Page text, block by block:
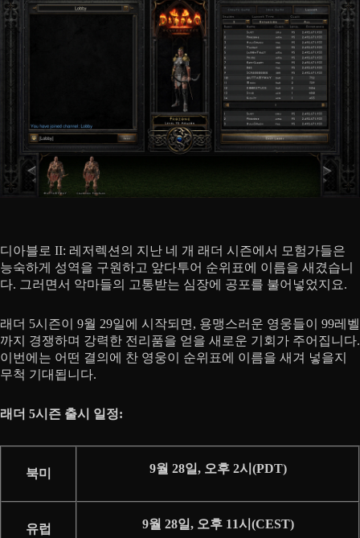
디아블로 II: 레저렉션의 지난 네 개 래더 시즌에서 모험가들은
능숙하게 성역을 구원하고 앞다투어 순위표에 이름을 새겼습니
다. 그러면서 악마들의 고통받는 심장에 공포를 불어넣었지요.
래더 5시즌이 9월 29일에 시작되면, 용맹스러운 영웅들이 99레벨
까지 경쟁하며 강력한 전리품을 얻을 새로운 기회가 주어집니다.
이번에는 어떤 결의에 찬 영웅이 순위표에 이름을 새겨 넣을지
무척 기대됩니다.
래더 5시즌 출시 일정:
북미 9월 28일, 오후 2시(PDT)
유럽 9월 28일, 오후 11시(CEST)